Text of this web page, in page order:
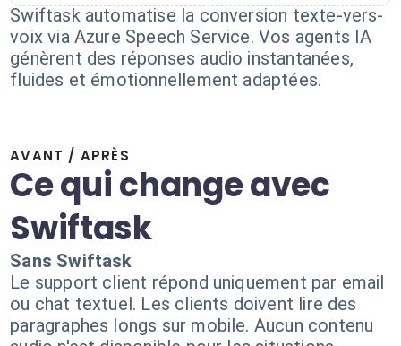
Swiftask automatise la conversion texte-vers-
voix via Azure Speech Service. Vos agents IA
génèrent des réponses audio instantanées,
fluides et émotionnellement adaptées.
AVANT / APRÈS
Ce qui change avec
Swiftask
Sans Swiftask
Le support client répond uniquement par email
ou chat textuel. Les clients doivent lire des
paragraphes longs sur mobile. Aucun contenu